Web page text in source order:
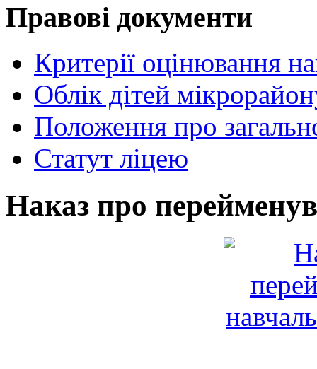
Правові документи
Критерії оцінювання
Облік дітей
Положення про
Статут ліцею
Наказ про